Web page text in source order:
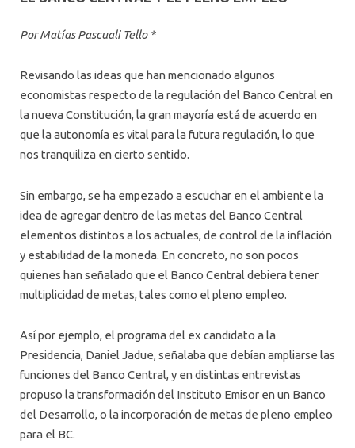
Por Matías Pascuali Tello *
Revisando las ideas que han mencionado algunos
economistas respecto de la regulación del Banco Central en
la nueva Constitución, la gran mayoría está de acuerdo en
que la autonomía es vital para la futura regulación, lo que
nos tranquiliza en cierto sentido.
Sin embargo, se ha empezado a escuchar en el ambiente la
idea de agregar dentro de las metas del Banco Central
elementos distintos a los actuales, de control de la inflación
y estabilidad de la moneda. En concreto, no son pocos
quienes han señalado que el Banco Central debiera tener
multiplicidad de metas, tales como el pleno empleo.
Así por ejemplo, el programa del ex candidato a la
Presidencia, Daniel Jadue, señalaba que debían ampliarse las
funciones del Banco Central, y en distintas entrevistas
propuso la transformación del Instituto Emisor en un Banco
del Desarrollo, o la incorporación de metas de pleno empleo
para el BC.